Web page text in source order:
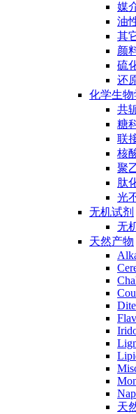
媒
油
其
颜
硫
还
化学生物
共
糖
联
核
聚
肽
光
无机试剂
无
天然产物
天